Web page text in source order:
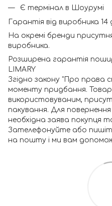
Є термінал в Шоурумі
Гарантія від виробника 14
На окремі бренди
виробника.
Розширена гарантія
LIMARY
Згідно закону "Про права
моменту придбання.
використовуваним,
пакування. Для
необхідна заява покупця
Зателефонуйте або
на пошту і ми вам